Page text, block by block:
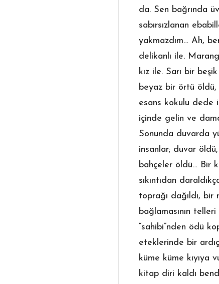
da. Sen bağrında
sabırsızlanan
yakmazdım… Ah,
delikanlı ile.
kız ile. Sarı bir
beyaz bir örtü öldü,
esans kokulu dede
içinde gelin ve
Sonunda duvarda
insanlar; duvar
bahçeler öldü… Bir
sıkıntıdan
toprağı dağıldı,
bağlamasının
“sahibi”nden ödü
eteklerinde bir
küme küme kıyıya
kitap diri kaldı